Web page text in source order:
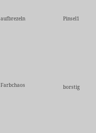
aufbrezeln Pinsel1
Farbchaos borstig